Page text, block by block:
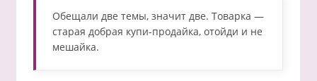
Обещали две темы, значит две. Товарка —
старая добрая купи-продайка, отойди и не
мешайка.